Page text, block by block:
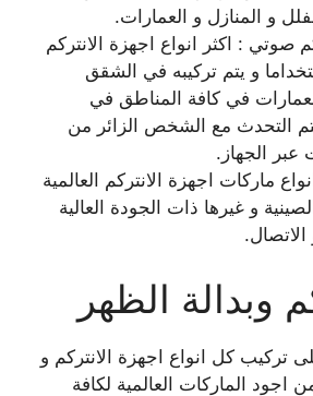
و المنازل و العمارات.
صوتي : اكثر انواع اجهزة الانتركم
و يتم تركيبه في الشقق
في كافة المناطق في
التحدث مع الشخص الزائر من
الجهاز.
ماركات اجهزة الانتركم العالمية
و غيرها ذات الجودة العالية
وبدالة الظهر
تركيب كل انواع اجهزة الانتركم و
اجود الماركات العالمية لكافة